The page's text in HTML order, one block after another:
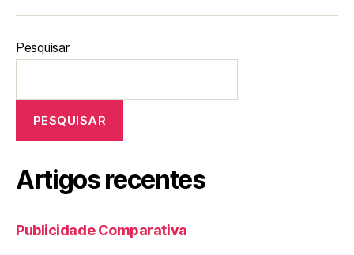
Pesquisar
PESQUISAR
Artigos recentes
Publicidade Comparativa